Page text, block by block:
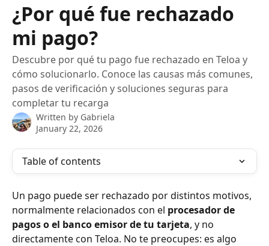
¿Por qué fue rechazado
mi pago?
Descubre por qué tu pago fue rechazado en Teloa y
cómo solucionarlo. Conoce las causas más comunes,
pasos de verificación y soluciones seguras para
completar tu recarga
Written by Gabriela
January 22, 2026
Table of contents
Un pago puede ser rechazado por distintos motivos,
normalmente relacionados con el procesador de
pagos o el banco emisor de tu tarjeta, y no
directamente con Teloa. No te preocupes: es algo